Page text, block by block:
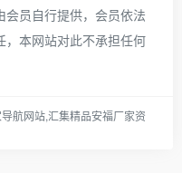
员自行提供，会员依法
，本网站对此不承担任何
航网站,汇集精品安福厂家资